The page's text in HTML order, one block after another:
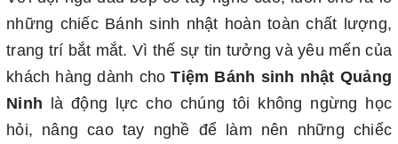
những chiếc Bánh sinh nhật hoàn toàn chất lượng,
trang trí bắt mắt. Vì thế sự tin tưởng và yêu mến của
khách hàng dành choTiệm Bánh sinh nhật Quảng
Ninh
là động lực cho chúng tôi không ngừng học
hỏi, nâng cao tay nghề để làm nên những chiếc